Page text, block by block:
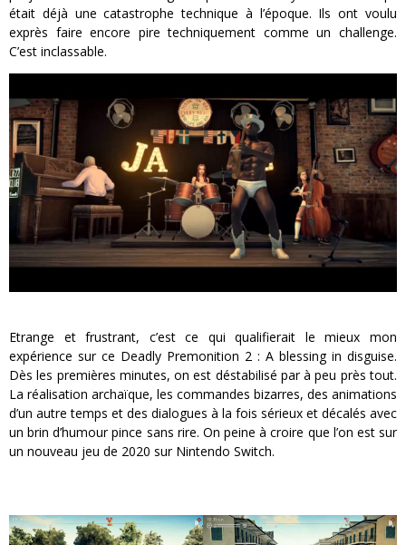
était déjà une catastrophe technique à l’époque. Ils ont voulu
exprès faire encore pire techniquement comme un challenge.
C’est inclassable.
Etrange et frustrant, c’est ce qui qualifierait le mieux mon
expérience sur ce Deadly Premonition 2 : A blessing in disguise.
Dès les premières minutes, on est déstabilisé par à peu près tout.
La réalisation archaïque, les commandes bizarres, des animations
d’un autre temps et des dialogues à la fois sérieux et décalés avec
un brin d’humour pince sans rire. On peine à croire que l’on est sur
un nouveau jeu de 2020 sur Nintendo Switch.